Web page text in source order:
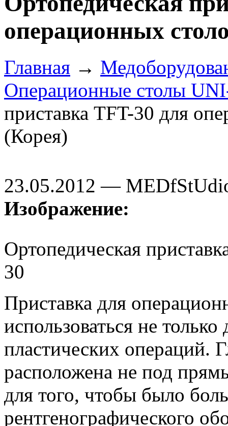
операционных
Главная →
Операционные столы
приставка TFT-30 для
(Корея)
23.05.2012 —
Изображение:
Ортопедическая
30
Приставка для
использоваться не
пластических операций.
расположена не под
для того, чтобы было
рентгенографического